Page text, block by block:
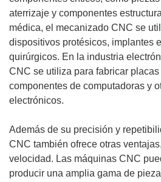
aterrizaje y componentes
médica, el mecanizado CNC se
dispositivos protésicos, implantes
quirúrgicos. En la industria
CNC se utiliza para fabricar
componentes de computadoras y
electrónicos.
Además de su precisión y
CNC también ofrece otras
velocidad. Las máquinas CNC
producir una amplia gama de